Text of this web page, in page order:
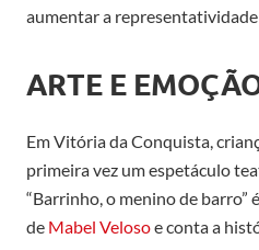
aumentar a representatividade
ARTE E
Em Vitória da Conquista,
primeira vez um espetáculo
“Barrinho, o menino de barro”
de Mabel Velosoe conta a